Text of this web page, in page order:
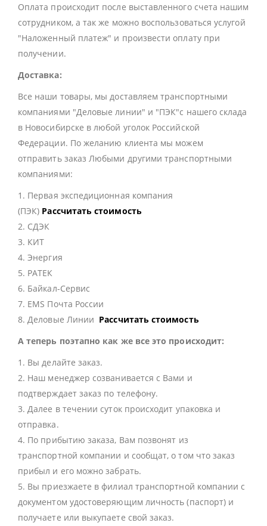
Оплата происходит после выставленного счета нашим
сотрудником, а так же можно воспользоваться услугой
"Наложенный платеж" и произвести оплату при
получении.
Доставка:
Все наши товары, мы доставляем транспортными
компаниями "Деловые линии" и "ПЭК"с нашего склада
в Новосибирске в любой уголок Российской
Федерации. По желанию клиента мы можем
отправить заказ Любыми другими транспортными
компаниями:
1. Первая экспедиционная компания
(ПЭК) Рассчитать стоимость
2. СДЭК
3. КИТ
4. Энергия
5. РАТЕК
6. Байкал-Сервис
7. EMS Почта России
8. Деловые Линии Рассчитать стоимость
А теперь поэтапно как же все это происходит:
1. Вы делайте заказ.
2. Наш менеджер созванивается с Вами и
подтверждает заказ по телефону.
3. Далее в течении суток происходит упаковка и
отправка.
4. По прибытию заказа, Вам позвонят из
транспортной компании и сообщат, о том что заказ
прибыл и его можно забрать.
5. Вы приезжаете в филиал транспортной компании с
документом удостоверяющим личность (паспорт) и
получаете или выкупаете свой заказ.